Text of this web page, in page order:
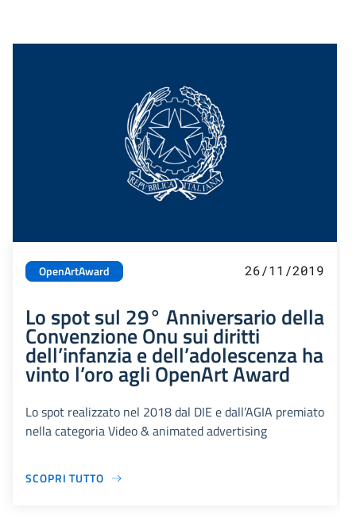
OpenArtAward 26/11/2019
Lo spot sul 29° Anniversario della
Convenzione Onu sui diritti
dell’infanzia e dell’adolescenza ha
vinto l’oro agli OpenArt Award
Lo spot realizzato nel 2018 dal DIE e dall’AGIA premiato
nella categoria Video & animated advertising
SCOPRI TUTTO